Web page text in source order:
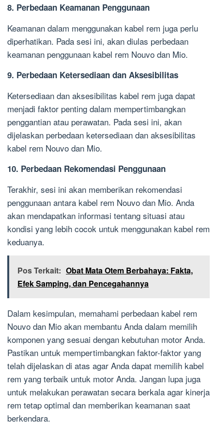
8. Perbedaan Keamanan Penggunaan
Keamanan dalam menggunakan kabel rem juga perlu
diperhatikan. Pada sesi ini, akan diulas perbedaan
keamanan penggunaan kabel rem Nouvo dan Mio.
9. Perbedaan Ketersediaan dan Aksesibilitas
Ketersediaan dan aksesibilitas kabel rem juga dapat
menjadi faktor penting dalam mempertimbangkan
penggantian atau perawatan. Pada sesi ini, akan
dijelaskan perbedaan ketersediaan dan aksesibilitas
kabel rem Nouvo dan Mio.
10. Perbedaan Rekomendasi Penggunaan
Terakhir, sesi ini akan memberikan rekomendasi
penggunaan antara kabel rem Nouvo dan Mio. Anda
akan mendapatkan informasi tentang situasi atau
kondisi yang lebih cocok untuk menggunakan kabel rem
keduanya.
Pos Terkait: Obat Mata Otem Berbahaya: Fakta,
Efek Samping, dan Pencegahannya
Dalam kesimpulan, memahami perbedaan kabel rem
Nouvo dan Mio akan membantu Anda dalam memilih
komponen yang sesuai dengan kebutuhan motor Anda.
Pastikan untuk mempertimbangkan faktor-faktor yang
telah dijelaskan di atas agar Anda dapat memilih kabel
rem yang terbaik untuk motor Anda. Jangan lupa juga
untuk melakukan perawatan secara berkala agar kinerja
rem tetap optimal dan memberikan keamanan saat
berkendara.